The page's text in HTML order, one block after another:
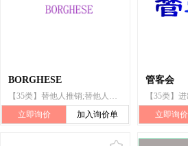
BORGHESE
【35类】替他人推销;替他人采购(替其他企业购买商品或服务);进出口代理
立即询价
加入询价单
管客会
立即询价